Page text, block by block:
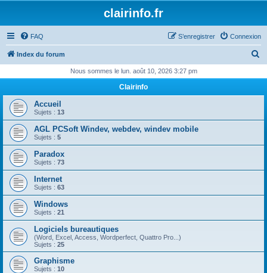
clairinfo.fr
FAQ Connexion
S’enregistrer
Index du forum
h
Nous sommes le lun. août 10, 2026 3:27 pm
Clairinfo
Accueil
Sujets : 13
AGL PCSoft Windev, webdev, windev mobile
Sujets : 5
Paradox
Sujets : 73
Internet
Sujets : 63
Windows
Sujets : 21
Logiciels bureautiques
(Word, Excel, Access, Wordperfect, Quattro Pro...)
Sujets : 25
Graphisme
Sujets : 10